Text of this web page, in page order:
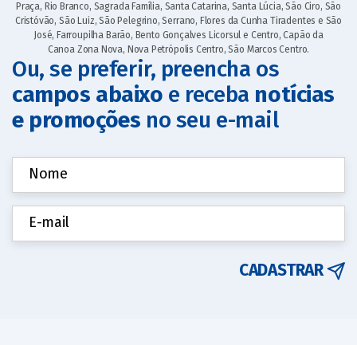
Praça, Rio Branco, Sagrada Família, Santa Catarina, Santa Lúcia, São Ciro, São
Cristóvão, São Luiz, São Pelegrino, Serrano, Flores da Cunha Tiradentes e São
José, Farroupilha Barão, Bento Gonçalves Licorsul e Centro, Capão da
Canoa Zona Nova, Nova Petrópolis Centro, São Marcos Centro.
Ou, se preferir, preencha os
campos abaixo e receba notícias
e promoções no seu e-mail
CADASTRAR